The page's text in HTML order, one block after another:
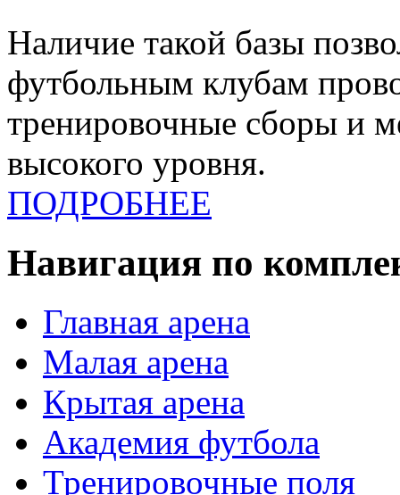
Наличие такой базы
футбольным клубам
тренировочные сборы и
высокого уровня.
ПОДРОБНЕЕ
Навигация по
Главная арена
Малая арена
Крытая арена
Академия футбола
Тренировочные поля